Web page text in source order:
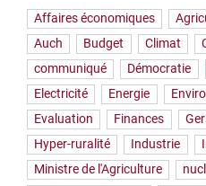
Affaires économiques
Auch
Budget Climat
communiqué
Démocratie
Electricité
Energie
Evaluation
Finances
Hyper-ruralité
Industrie
Ministre de l'Agriculture